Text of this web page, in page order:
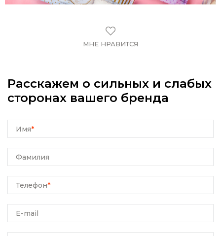
МНЕ НРАВИТСЯ
Расскажем о сильных и слабых
сторонах вашего бренда
Имя*
Фамилия
Телефон*
E-mail